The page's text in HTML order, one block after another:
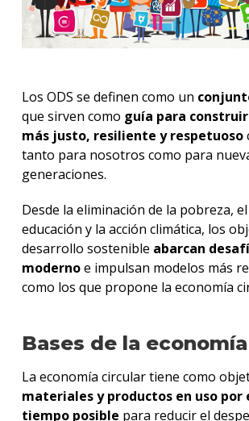
Los ODS se definen como un
que sirven como guía para
más justo, resiliente y respetuoso
tanto para nosotros como para
generaciones.
Desde la eliminación de la pobreza, el
educación y la acción climática, los
desarrollo sostenible abarcan
modernoe impulsan modelos más
como los que propone la economía
Bases de la
La economía circular tiene como
materiales y productos en uso por
tiempo posible para reducir el